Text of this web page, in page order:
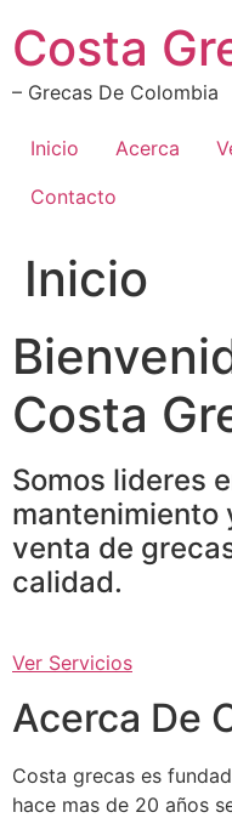
contenido
Costa
– Grecas De Colombia
Inicio Acerca
Contacto
Inicio
Costa
Somos lideres
mantenimiento
venta de
calidad.
Ver Servicios
Acerca De
Costa grecas es
hace mas de 20 años